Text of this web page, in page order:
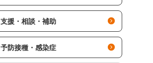
支援・相談・補助
予防接種・感染症